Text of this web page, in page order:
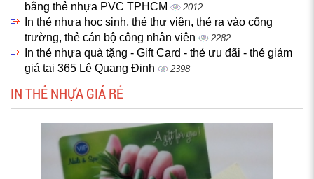
bằng thẻ nhựa PVC TPHCM
2012
In thẻ nhựa học sinh, thẻ thư viện, thẻ ra vào cổng
trường, thẻ cán bộ công nhân viên
2282
In thẻ nhựa quà tặng - Gift Card - thẻ ưu đãi - thẻ giảm
giá tại 365 Lê Quang Định
2398
IN THẺ NHỰA GIÁ RẺ